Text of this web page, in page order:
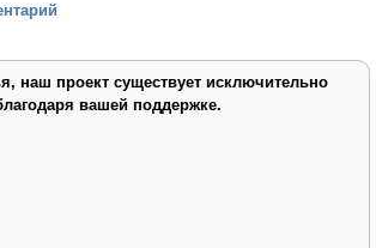
наш проект существует исключительно
вашей поддержке.